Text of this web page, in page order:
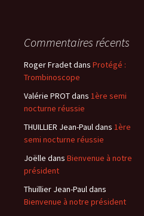
Commentaires récents
Roger Fradetdans Protégé :
Trombinoscope
Valérie PROTdans 1ère semi
nocturne réussie
THUILLIER Jean-Pauldans 1ère
semi nocturne réussie
Joëlle dans Bienvenue à notre
président
Thuillier Jean-Pauldans
Bienvenue à notre président